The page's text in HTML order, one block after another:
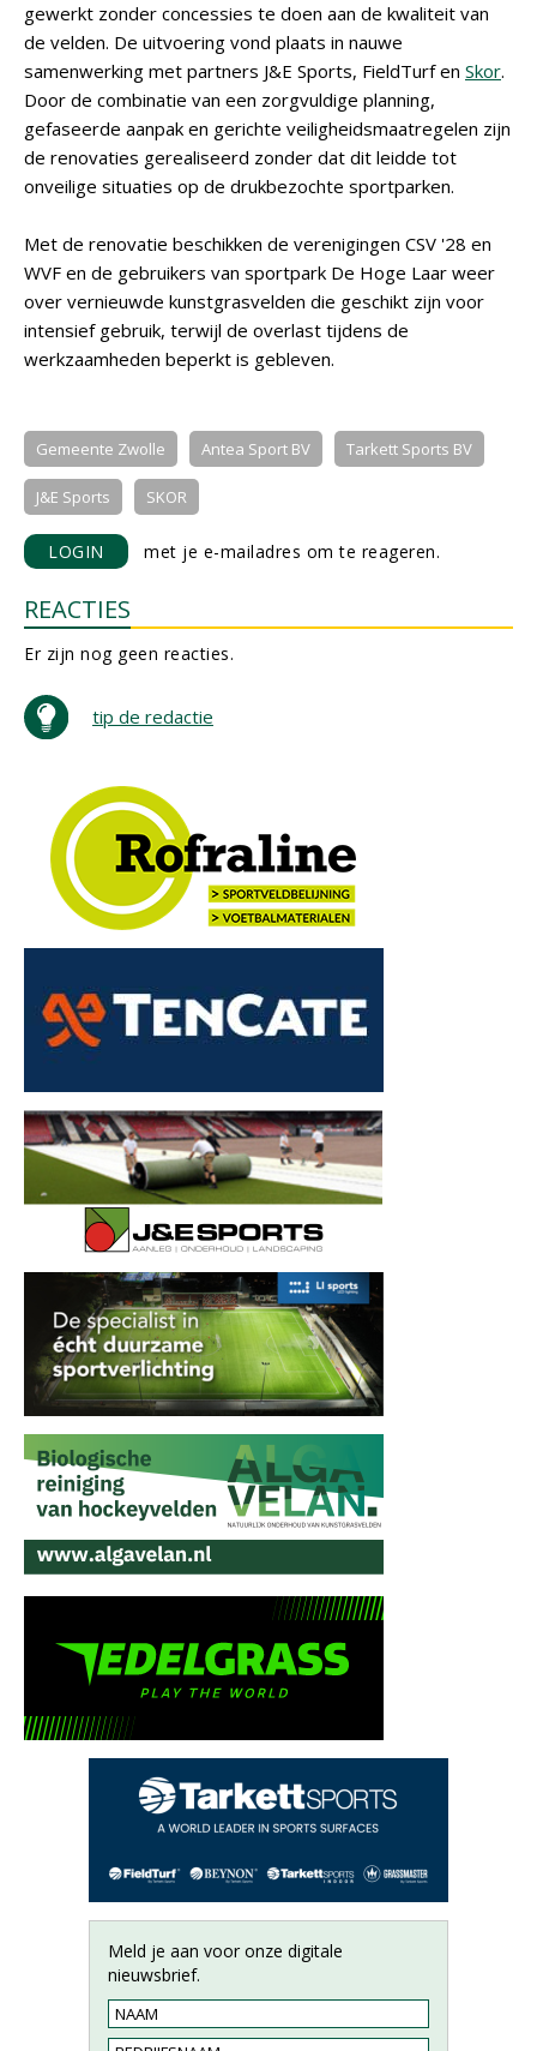
gewerkt zonder concessies te doen aan de kwaliteit van
de velden. De uitvoering vond plaats in nauwe
samenwerking met partners J&E Sports, FieldTurf en Skor.
Door de combinatie van een zorgvuldige planning,
gefaseerde aanpak en gerichte veiligheidsmaatregelen zijn
de renovaties gerealiseerd zonder dat dit leidde tot
onveilige situaties op de drukbezochte sportparken.
Met de renovatie beschikken de verenigingen CSV '28 en
WVF en de gebruikers van sportpark De Hoge Laar weer
over vernieuwde kunstgrasvelden die geschikt zijn voor
intensief gebruik, terwijl de overlast tijdens de
werkzaamheden beperkt is gebleven.
Gemeente Zwolle Antea Sport BV Tarkett Sports BV
J&E Sports SKOR
LOGIN met je e-mailadres om te reageren.
REACTIES
Er zijn nog geen reacties.
tip de redactie
Meld je aan voor onze digitale
nieuwsbrief.